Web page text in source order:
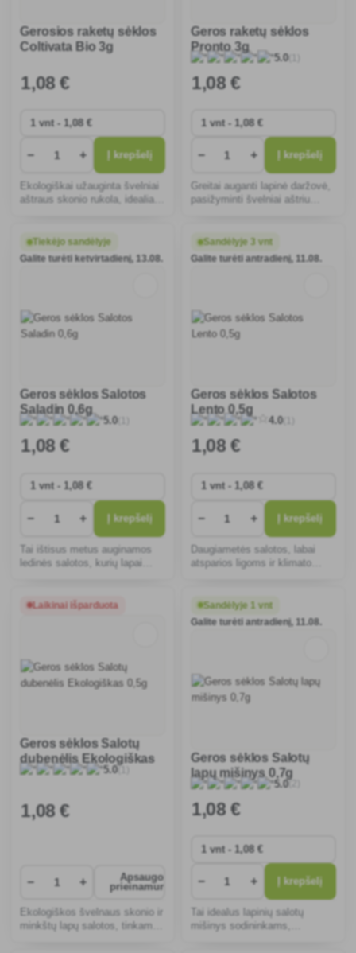
Gerosios raketų sėklos
Coltivata Bio 3g
1,08 €
− + Į krepšelį
Ekologiškai užauginta švelniai
aštraus skonio rukola, idealiai
iš sėklų, tinka sodui ir
balkonui. Ekologiška kokybė
Geros raketų sėklos
Pronto 3g
5.0(1)
1,08 €
− + Į krepšelį
Greitai auganti lapinė daržovė,
pasižyminti švelniai aštriu
vitaminų šaltinis, tinka
salotoms ir sumuštiniams.
Tiekėjo sandėlyje
Galite turėti ketvirtadienį, 13.08.
Geros sėklos Salotos
Saladin 0,6g
5.0(1)
1,08 €
− + Į krepšelį
Tai ištisus metus auginamos
ledinės salotos, kurių lapai
pradedantiesiems, atsparios
Sandėlyje 3 vnt
Galite turėti antradienį, 11.08.
Geros sėklos Salotos
Lento 0,5g
4.0(1)
1,08 €
− + Į krepšelį
Daugiametės salotos, labai
atsparios ligoms ir klimato
Lengva auginti, tinka
pradedantiesiems, skanu ir
švieži lapai ištisus metus.
Laikinai išparduota
Geros sėklos Salotų
dubenėlis Ekologiškas
0,5g
5.0(1)
1,08 €
− +
Apsaugos
prieinamumas
Ekologiškos švelnaus skonio ir
minkštų lapų salotos, tinkamos
Sandėlyje 1 vnt
Galite turėti antradienį, 11.08.
Geros sėklos Salotų
lapų mišinys 0,7g
5.0
1,08 €
− + Į krepšelį
Tai idealus lapinių salotų
mišinys sodininkams,